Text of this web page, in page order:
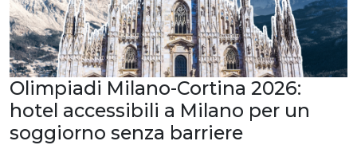
Olimpiadi Milano-Cortina 2026:
hotel accessibili a Milano per un
soggiorno senza barriere